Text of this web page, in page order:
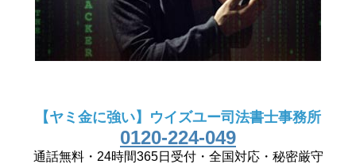
【ヤミ金に強い】ウイズユー司法書士事務所
0120-224-049
通話無料・24時間365日受付・全国対応・秘密厳守